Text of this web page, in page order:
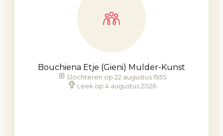
Bouchiena Etje (Gieni) Mulder-Kunst
Slochteren op 22 augustus 1935
Leek op 4 augustus 2026